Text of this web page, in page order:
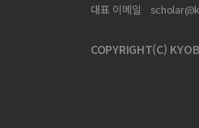
대표 이메일
COPYRIGHT(C)